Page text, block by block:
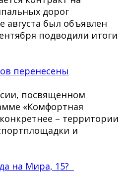
дорог
августа был объявлен
подводили итоги
перенесены
посвященном
«Комфортная
– территории
и
на Мира, 15?